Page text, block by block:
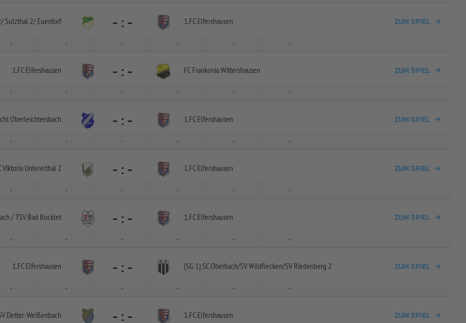
Sulzthal 2/ Euerdorf - : - 1.FC Elfershausen ZUM SPIEL
- - - - - -
1.FC Elfershausen - : - FC Frankonia Wittershausen ZUM SPIEL
- - - - - -
Oberleichtersbach - : - 1.FC Elfershausen ZUM SPIEL
- - - - - -
Viktoria Untererthal 2 - : - 1.FC Elfershausen ZUM SPIEL
- - - - - -
/TSV Bad Bocklet - : - 1.FC Elfershausen ZUM SPIEL
- - - - - -
1.FC Elfershausen - : - (SG 1) SC Oberbach/SV Wildflecken/SV Riedenberg 2 ZUM SPIEL
- - - - - -
Detter-Weißenbach - : - 1.FC Elfershausen ZUM SPIEL